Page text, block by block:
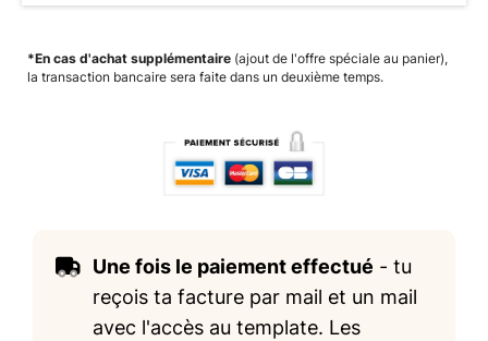
*En cas d'achat supplémentaire (ajout de l'offre spéciale au panier),
la transaction bancaire sera faite dans un deuxième temps.
Une fois le paiement effectué - tu
reçois ta facture par mail et un mail
avec l'accès au template. Les